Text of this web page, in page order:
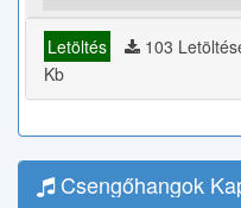
Letöltés 103
Kb
Csengőhangok